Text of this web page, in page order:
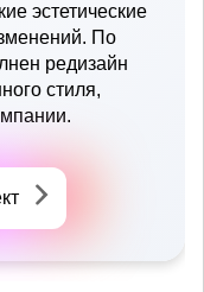
эстетические
По
редизайн
стиля,